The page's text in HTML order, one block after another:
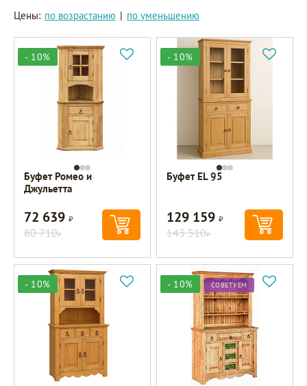
Цены: по возрастанию | по уменьшению
- 10%
Буфет Ромео и
Джульетта
72 639Р
80 710Р
- 10%
Буфет EL 95
129 159Р
143 510Р
- 10% - 10% СОВЕТУЕМ